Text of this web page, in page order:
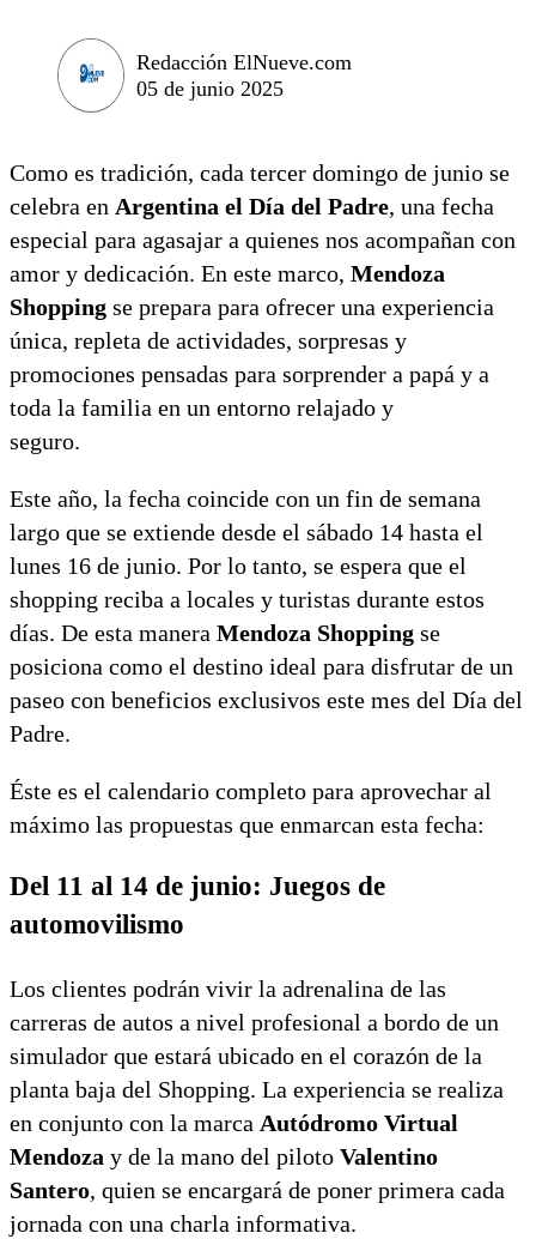
Redacción ElNueve.com
05 de junio 2025
Como es tradición, cada tercer domingo de junio se
celebra en Argentina el Día del Padre, una fecha
especial para agasajar a quienes nos acompañan con
amor y dedicación. En este marco, Mendoza
Shopping se prepara para ofrecer una experiencia
única, repleta de actividades, sorpresas y
promociones pensadas para sorprender a papá y a
toda la familia en un entorno relajado y
seguro.
Este año, la fecha coincide con un fin de semana
largo que se extiende desde el sábado 14 hasta el
lunes 16 de junio. Por lo tanto, se espera que el
shopping reciba a locales y turistas durante estos
días. De esta manera Mendoza Shopping se
posiciona como el destino ideal para disfrutar de un
paseo con beneficios exclusivos este mes del Día del
Padre.
Éste es el calendario completo para aprovechar al
máximo las propuestas que enmarcan esta fecha:
Del 11 al 14 de junio: Juegos de
automovilismo
Los clientes podrán vivir la adrenalina de las
carreras de autos a nivel profesional a bordo de un
simulador que estará ubicado en el corazón de la
planta baja del Shopping. La experiencia se realiza
en conjunto con la marca Autódromo Virtual
Mendoza y de la mano del piloto Valentino
Santero, quien se encargará de poner primera cada
jornada con una charla informativa.